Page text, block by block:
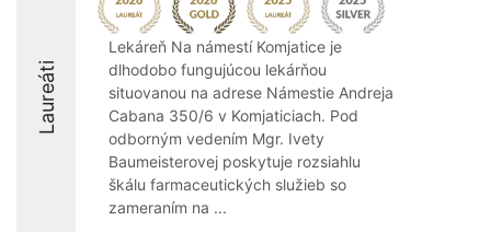
Laureáti
Lekáreň Na námestí Komjatice je
dlhodobo fungujúcou lekárňou
situovanou na adrese Námestie Andreja
Cabana 350/6 v Komjaticiach. Pod
odborným vedením Mgr. Ivety
Baumeisterovej poskytuje rozsiahlu
škálu farmaceutických služieb so
zameraním na ...